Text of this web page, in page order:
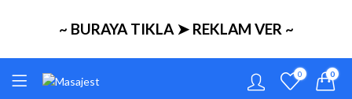
~ BURAYA TIKLA ➤ REKLAM VER ~
0 0